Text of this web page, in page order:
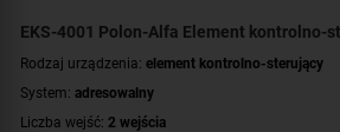
EKS-4001 Polon-Alfa Element kontrolno-
Rodzaj urządzenia: element kontrolno-sterujący
System: adresowalny
Liczba wejść: 2 wejścia